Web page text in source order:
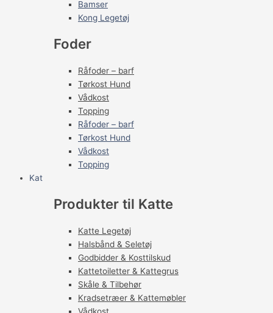
Bamser
Kong Legetøj
Foder
Råfoder – barf
Tørkost Hund
Vådkost
Topping
Råfoder – barf
Tørkost Hund
Vådkost
Topping
Kat
Produkter til Katte
Katte Legetøj
Halsbånd & Seletøj
Godbidder & Kosttilskud
Kattetoiletter & Kattegrus
Skåle & Tilbehør
Kradsetræer & Kattemøbler
Vådkost